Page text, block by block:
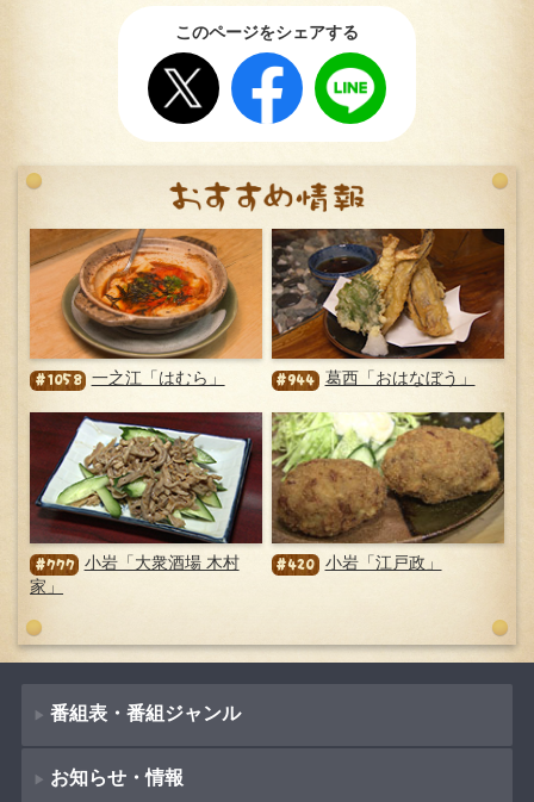
このページをシェアする
#1058 一之江「はむら」 #944 葛西「おはなぼう」
#777 小岩「大衆酒場 木村
家」
#420 小岩「江戸政」
番組表・番組ジャンル
番組表
お知らせ・情報